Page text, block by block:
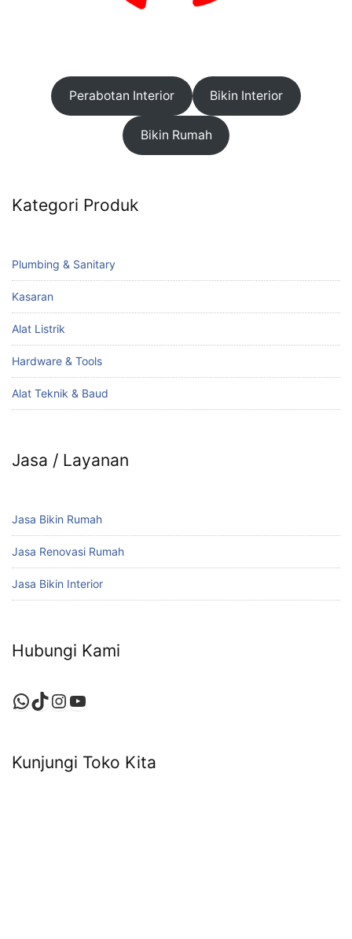
Perabotan Interior Bikin Interior
Bikin Rumah
Kategori Produk
Plumbing & Sanitary
Kasaran
Alat Listrik
Hardware & Tools
Alat Teknik & Baud
Jasa / Layanan
Jasa Bikin Rumah
Jasa Renovasi Rumah
Jasa Bikin Interior
Hubungi Kami
WhatsApp
TikTok
Instagram
YouTube
Kunjungi Toko Kita